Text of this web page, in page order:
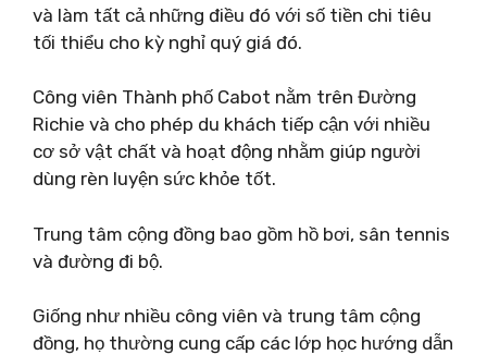
và làm tất cả những điều đó với số tiền chi tiêu
tối thiểu cho kỳ nghỉ quý giá đó.
Công viên Thành phố Cabot nằm trên Đường
Richie và cho phép du khách tiếp cận với nhiều
cơ sở vật chất và hoạt động nhằm giúp người
dùng rèn luyện sức khỏe tốt.
Trung tâm cộng đồng bao gồm hồ bơi, sân tennis
và đường đi bộ.
Giống như nhiều công viên và trung tâm cộng
đồng, họ thường cung cấp các lớp học hướng dẫn